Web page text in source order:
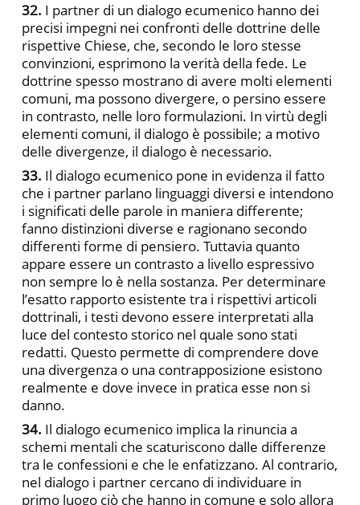
32. I partner di un dialogo ecumenico hanno dei
precisi impegni nei confronti delle dottrine delle
rispettive Chiese, che, secondo le loro stesse
convinzioni, esprimono la verità della fede. Le
dottrine spesso mostrano di avere molti elementi
comuni, ma possono divergere, o persino essere
in contrasto, nelle loro formulazioni. In virtù degli
elementi comuni, il dialogo è possibile; a motivo
delle divergenze, il dialogo è necessario.
33. Il dialogo ecumenico pone in evidenza il fatto
che i partner parlano linguaggi diversi e intendono
i significati delle parole in maniera differente;
fanno distinzioni diverse e ragionano secondo
differenti forme di pensiero. Tuttavia quanto
appare essere un contrasto a livello espressivo
non sempre lo è nella sostanza. Per determinare
l’esatto rapporto esistente tra i rispettivi articoli
dottrinali, i testi devono essere interpretati alla
luce del contesto storico nel quale sono stati
redatti. Questo permette di comprendere dove
una divergenza o una contrapposizione esistono
realmente e dove invece in pratica esse non si
danno.
34. Il dialogo ecumenico implica la rinuncia a
schemi mentali che scaturiscono dalle differenze
tra le confessioni e che le enfatizzano. Al contrario,
nel dialogo i partner cercano di individuare in
primo luogo ciò che hanno in comune e solo allora